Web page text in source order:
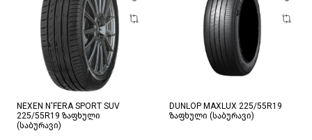
NEXEN N'FERA SPORT SUV
225/55R19 ზაფხული
(საბურავი)
DUNLOP MAXLUX 225/55R19
ზაფხული (საბურავი)